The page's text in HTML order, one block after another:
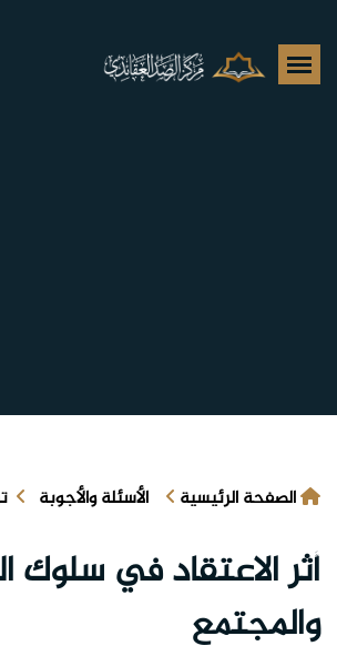
الصفحة الرئيسية الأسئلة والأجوبة
أثر الاعتقاد في سلوك
والمجتمع